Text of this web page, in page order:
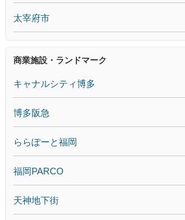
太宰府市
商業施設・ランドマーク
キャナルシティ博多
博多阪急
ららぽーと福岡
福岡PARCO
天神地下街